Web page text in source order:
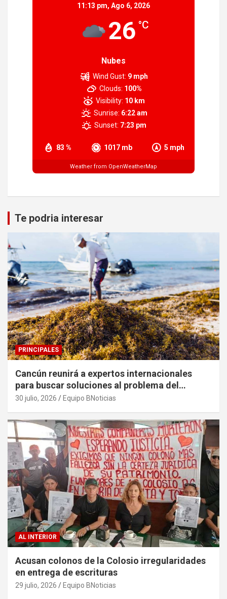
11:13 pm, Ago 6, 2026
26 °C
Nubes
83 % 1017 mb 5 mph
Wind Gust: 9 mph
Clouds: 100%
Visibility: 10 km
Sunrise: 6:22 am
Sunset: 7:23 pm
Weather from OpenWeatherMap
Te podria interesar
PRINCIPALES
Cancún reunirá a expertos internacionales
para buscar soluciones al problema del
sargazo
30 julio, 2026 Equipo BNoticias
AL INTERIOR
Acusan colonos de la Colosio irregularidades
en entrega de escrituras
29 julio, 2026 Equipo BNoticias